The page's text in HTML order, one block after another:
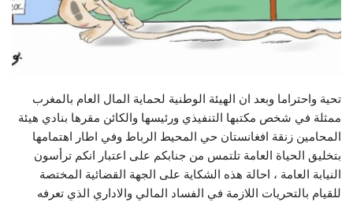
تحية واحتراما وبعد ان الهيئة الوطنية لحماية المال العام بالمغرب
ممثلة في شخص مكتبها التنفيذي ورئيسها والكائن مقرها بنادي هيئة
المحامين زنقة افغانستان حي المحيط الرباط وفي اطار اهتمامها
بتخليق الحياة العامة تلتمس من جنابكم على اعتبار انكم ترأسون
النيابة العامة ، احالة هذه الشكاية على الجهة القضائية المختصة
للقيام بالتحريات اللازمة في الفساد المالي والاداري الذي تعرفه